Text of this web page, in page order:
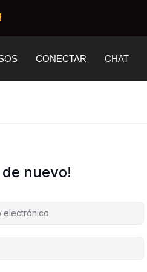
CONECTAR CHAT
nuevo!